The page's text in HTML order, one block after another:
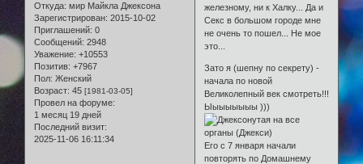
Откуда: мир Майкла Джексона
Зарегистрирован: 2015-10-02
Приглашений: 0
Сообщений: 2948
Уважение: +10553
Позитив: +7967
Пол: Женский
Возраст: 45 [1981-03-05]
Провел на форуме:
1 месяц 19 дней
Последний визит:
2025-11-06 16:11:34
железному, ни к Халку... Да и
Секс в большом городе мне
не очень то пошел... Не мое
это...
Зато я (шепну по секрету) -
начала по новой
Великолепный век смотреть!!!
Ыыыыыыыы )))
Его с 7 января начали
повторять по Домашнему